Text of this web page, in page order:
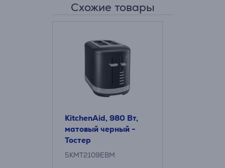
Схожие товары
KitchenAid, 980 Вт,
матовый черный -
Тостер
5KMT2109EBM